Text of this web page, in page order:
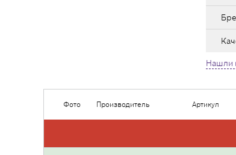
Нашли
Фото Производитель Артикул